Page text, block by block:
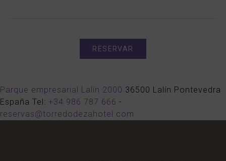
RESERVAR
Parque empresarial Lalín 2000 36500 Lalín Pontevedra
España Tel: +34 986 787 666 -
reservas@torredodezahotel.com